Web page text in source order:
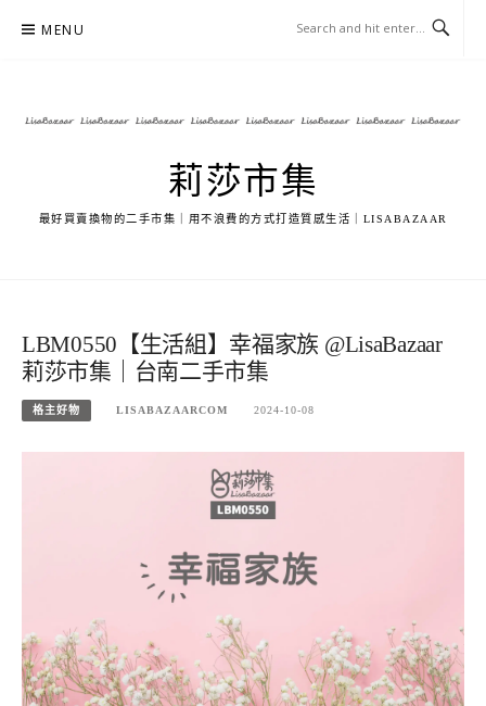
MENU
莉莎市集
最好買賣換物的二手市集｜用不浪費的方式打造質感生活｜LISABAZAAR
LBM0550【生活組】幸福家族 @LisaBazaar
莉莎市集｜台南二手市集
格主好物 LISABAZAARCOM 2024-10-08